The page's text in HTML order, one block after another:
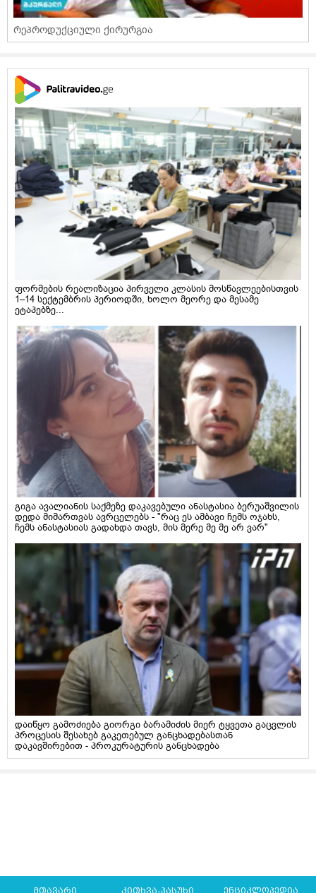
რეპროდუქციული ქირურგია
ფორმების რეალიზაცია პირველი კლასის მოსწავლეებისთვის
1–14 სექტემბრის პერიოდში, ხოლო მეორე და მესამე
ეტაპებზე...
გიგა ავალიანის საქმეზე დაკავებული ანასტასია ბერუაშვილის
დედა მიმართვას ავრცელებს - "რაც ეს ამბავი ჩემს ოჯახს,
ჩემს ანასტასიას გადახდა თავს, მის მერე მე მე არ ვარ"
დაიწყო გამოძიება გიორგი ბარამიძის მიერ ტყვეთა გაცვლის
პროცესის შესახებ გაკეთებულ განცხადებასთან
დაკავშირებით - პროკურატურის განცხადება
მთავარი კითხვა-პასუხი ენციკლოპედია